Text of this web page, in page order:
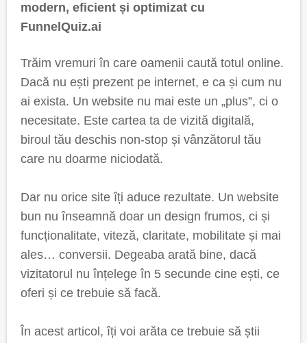
modern, eficient și optimizat cu
FunnelQuiz.ai
Trăim vremuri în care oamenii caută totul online.
Dacă nu ești prezent pe internet, e ca și cum nu
ai exista. Un website nu mai este un „plus”, ci o
necesitate. Este cartea ta de vizită digitală,
biroul tău deschis non-stop și vânzătorul tău
care nu doarme niciodată.
Dar nu orice site îți aduce rezultate. Un website
bun nu înseamnă doar un design frumos, ci și
funcționalitate, viteză, claritate, mobilitate și mai
ales… conversii. Degeaba arată bine, dacă
vizitatorul nu înțelege în 5 secunde cine ești, ce
oferi și ce trebuie să facă.
În acest articol, îți voi arăta ce trebuie să știi